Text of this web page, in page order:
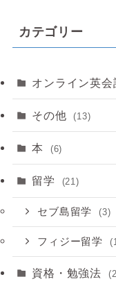
カテゴリー
オンライン英会
その他 (13)
本 (6)
留学 (21)
セブ島留学 (3)
フィジー留学
資格・勉強法